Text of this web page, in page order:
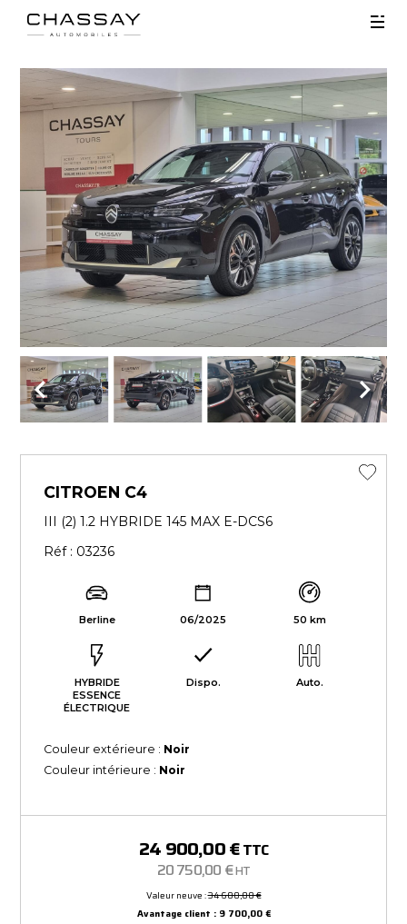
CITROEN C4
III (2) 1.2 HYBRIDE 145 MAX E-DCS6
Réf : 03236
Berline 06/2025 50 km
HYBRIDE
ESSENCE
ÉLECTRIQUE
Dispo. Auto.
Couleur extérieure : Noir
Couleur intérieure : Noir
24 900,00 €TTC
20 750,00 €HT
Valeur neuve :34 600,00 €
Avantage client : 9 700,00 €